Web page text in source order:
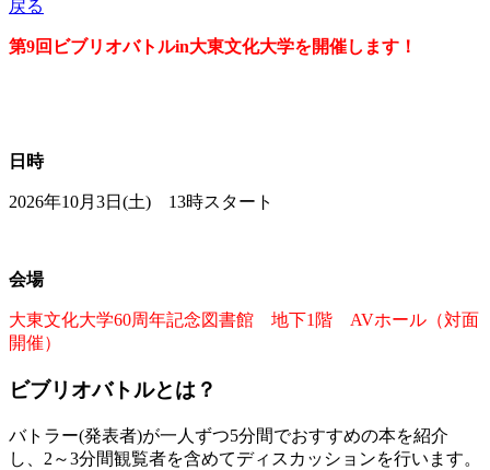
戻る
第9回ビブリオバトルin大東文化大学を開催します！
日時
2026年10月3日(土) 13時スタート
会場
大東文化大学60周年記念図書館 地下1階 AVホール（対面
開催）
ビブリオバトルとは？
バトラー(発表者)が一人ずつ5分間でおすすめの本を紹介
し、2～3分間観覧者を含めてディスカッションを行います。